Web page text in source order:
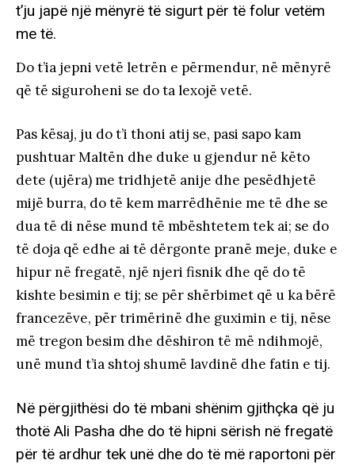
t’ju japë një mënyrë të sigurt për të folur vetëm
me të.
Do t’ia jepni vetë letrën e përmendur, në mënyrë
që të siguroheni se do ta lexojë vetë.
Pas kësaj, ju do t’i thoni atij se, pasi sapo kam
pushtuar Maltën dhe duke u gjendur në këto
dete (ujëra) me tridhjetë anije dhe pesëdhjetë
mijë burra, do të kem marrëdhënie me të dhe se
dua të di nëse mund të mbështetem tek ai; se do
të doja që edhe ai të dërgonte pranë meje, duke e
hipur në fregatë, një njeri fisnik dhe që do të
kishte besimin e tij; se për shërbimet që u ka bërë
francezëve, për trimërinë dhe guximin e tij, nëse
më tregon besim dhe dëshiron të më ndihmojë,
unë mund t’ia shtoj shumë lavdinë dhe fatin e tij.
Në përgjithësi do të mbani shënim gjithçka që ju
thotë Ali Pasha dhe do të hipni sërish në fregatë
për të ardhur tek unë dhe do të më raportoni për